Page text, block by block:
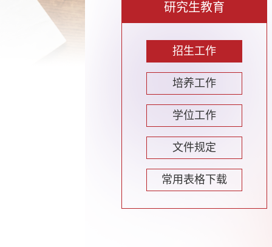
研究生教育
招生工作
培养工作
学位工作
文件规定
常用表格下载